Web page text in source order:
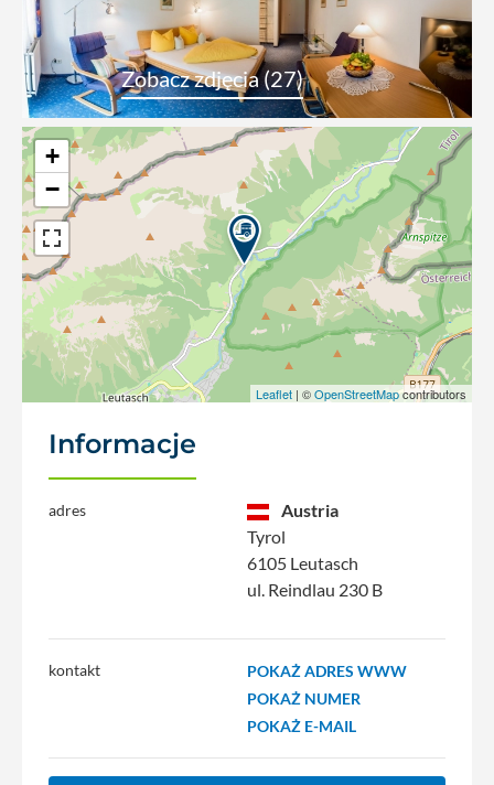
Zobacz zdjęcia (27)
+
−
Leaflet | ©OpenStreetMapcontributors
Informacje
adres
Austria
Tyrol
6105 Leutasch
ul. Reindlau 230 B
kontakt
POKAŻ ADRES WWW
POKAŻ NUMER
POKAŻ E-MAIL